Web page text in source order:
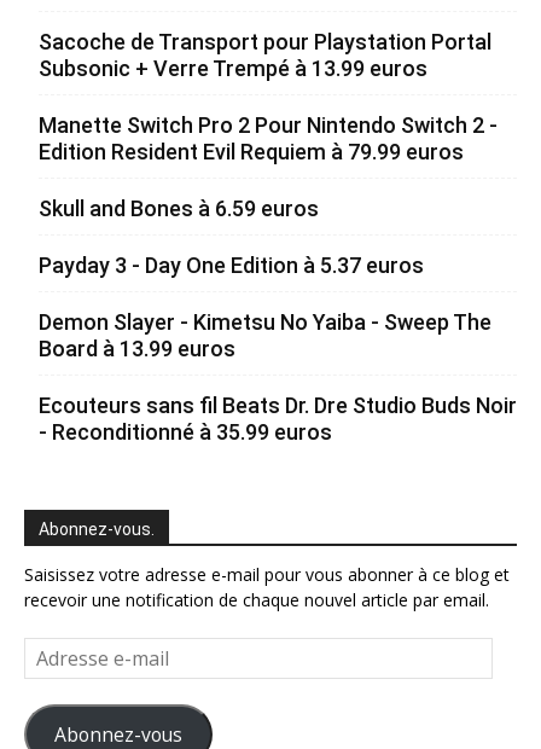
Sacoche de Transport pour Playstation Portal
Subsonic + Verre Trempé à 13.99 euros
Manette Switch Pro 2 Pour Nintendo Switch 2 -
Edition Resident Evil Requiem à 79.99 euros
Skull and Bones à 6.59 euros
Payday 3 - Day One Edition à 5.37 euros
Demon Slayer - Kimetsu No Yaiba - Sweep The
Board à 13.99 euros
Ecouteurs sans fil Beats Dr. Dre Studio Buds Noir
- Reconditionné à 35.99 euros
Abonnez-vous.
Saisissez votre adresse e-mail pour vous abonner à ce blog et
recevoir une notification de chaque nouvel article par email.
Adresse
e-
mail
Abonnez-vous